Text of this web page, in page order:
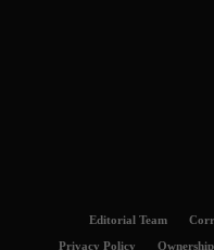
Editorial Team
Ownership
Privacy Policy